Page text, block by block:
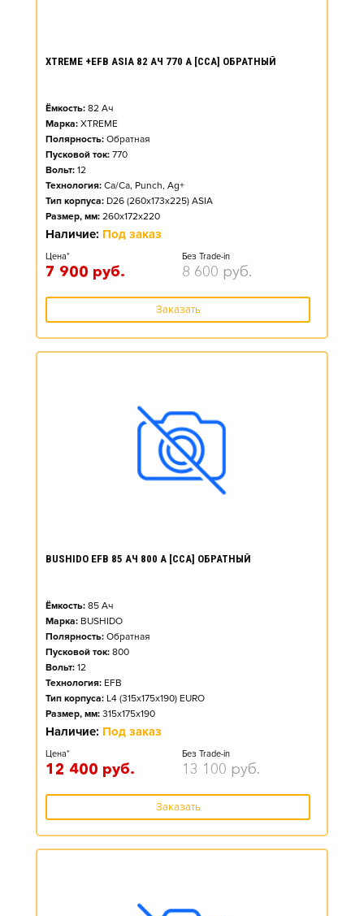
XTREME +EFB ASIA 82 АЧ 770 А [CCA] ОБРАТНЫЙ
Ёмкость: 82 Ач
Марка: XTREME
Полярность: Обратная
Пусковой ток: 770
Вольт: 12
Технология: Ca/Ca, Punch, Ag+
Тип корпуса: D26 (260x173x225) ASIA
Размер, мм: 260x172x220
Наличие: Под заказ
Цена*
7 900 руб.
Без Trade-in
8 600 руб.
Заказать
BUSHIDO EFB 85 АЧ 800 А [CCA] ОБРАТНЫЙ
Ёмкость: 85 Ач
Марка: BUSHIDO
Полярность: Обратная
Пусковой ток: 800
Вольт: 12
Технология: EFB
Тип корпуса: L4 (315x175x190) EURO
Размер, мм: 315x175x190
Наличие: Под заказ
Цена*
12 400 руб.
Без Trade-in
13 100 руб.
Заказать